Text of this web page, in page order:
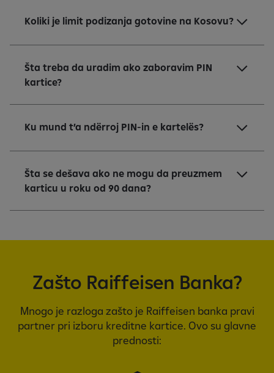
Koliki je limit podizanja gotovine na Kosovu?
Šta treba da uradim ako zaboravim PIN
kartice?
Ku mund t’a ndërroj PIN-in e kartelës?
Šta se dešava ako ne mogu da preuzmem
karticu u roku od 90 dana?
Zašto Raiffeisen Banka?
Mnogo je razloga zašto je Raiffeisen banka pravi
partner pri izboru kreditne kartice. Ovo su glavne
prednosti: